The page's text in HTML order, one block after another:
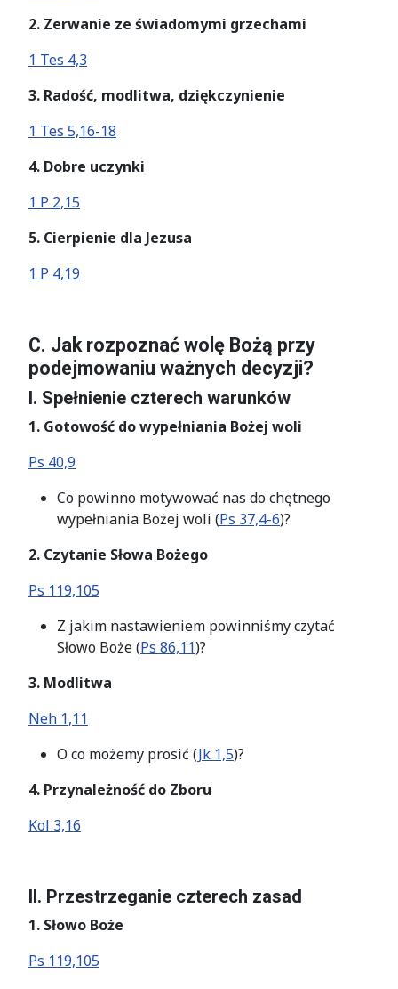
2. Zerwanie ze świadomymi grzechami
1 Tes 4,3
3. Radość, modlitwa, dziękczynienie
1 Tes 5,16-18
4. Dobre uczynki
1 P 2,15
5. Cierpienie dla Jezusa
1 P 4,19
C. Jak rozpoznać wolę Bożą przy
podejmowaniu ważnych decyzji?
I. Spełnienie czterech warunków
1. Gotowość do wypełniania Bożej woli
Ps 40,9
Co powinno motywować nas do chętnego
wypełniania Bożej woli (Ps 37,4-6)?
2. Czytanie Słowa Bożego
Ps 119,105
Z jakim nastawieniem powinniśmy czytać
Słowo Boże (Ps 86,11)?
3. Modlitwa
Neh 1,11
O co możemy prosić (Jk 1,5)?
4. Przynależność do Zboru
Kol 3,16
II. Przestrzeganie czterech zasad
1. Słowo Boże
Ps 119,105